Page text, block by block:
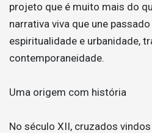
projeto que é muito mais do
narrativa viva que une
espiritualidade e urbanidade,
contemporaneidade.
Uma origem com história
No século XII, cruzados